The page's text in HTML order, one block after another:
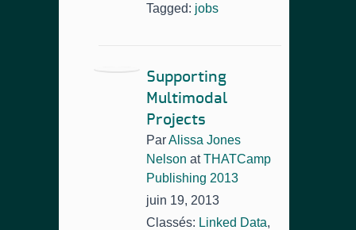
Tagged: jobs
Supporting
Multimodal
Projects
ParAlissa Jones
Nelson atTHATCamp
Publishing 2013
juin 19, 2013
Classés: Linked Data,